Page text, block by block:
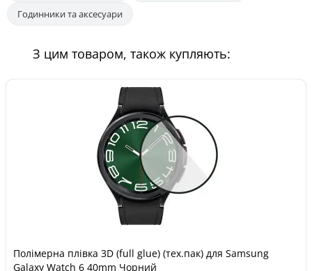
Годинники та аксесуари
З цим товаром, також купляють:
Полімерна плівка 3D (full glue) (тех.пак) для Samsung
Galaxy Watch 6 40mm Чорний